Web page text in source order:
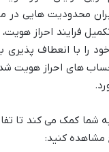
محدودیت هایی در
فرایند احراز
را با انعطاف
حساب های احراز هویت
شما کمک می کند تا
مشاهده کنید: